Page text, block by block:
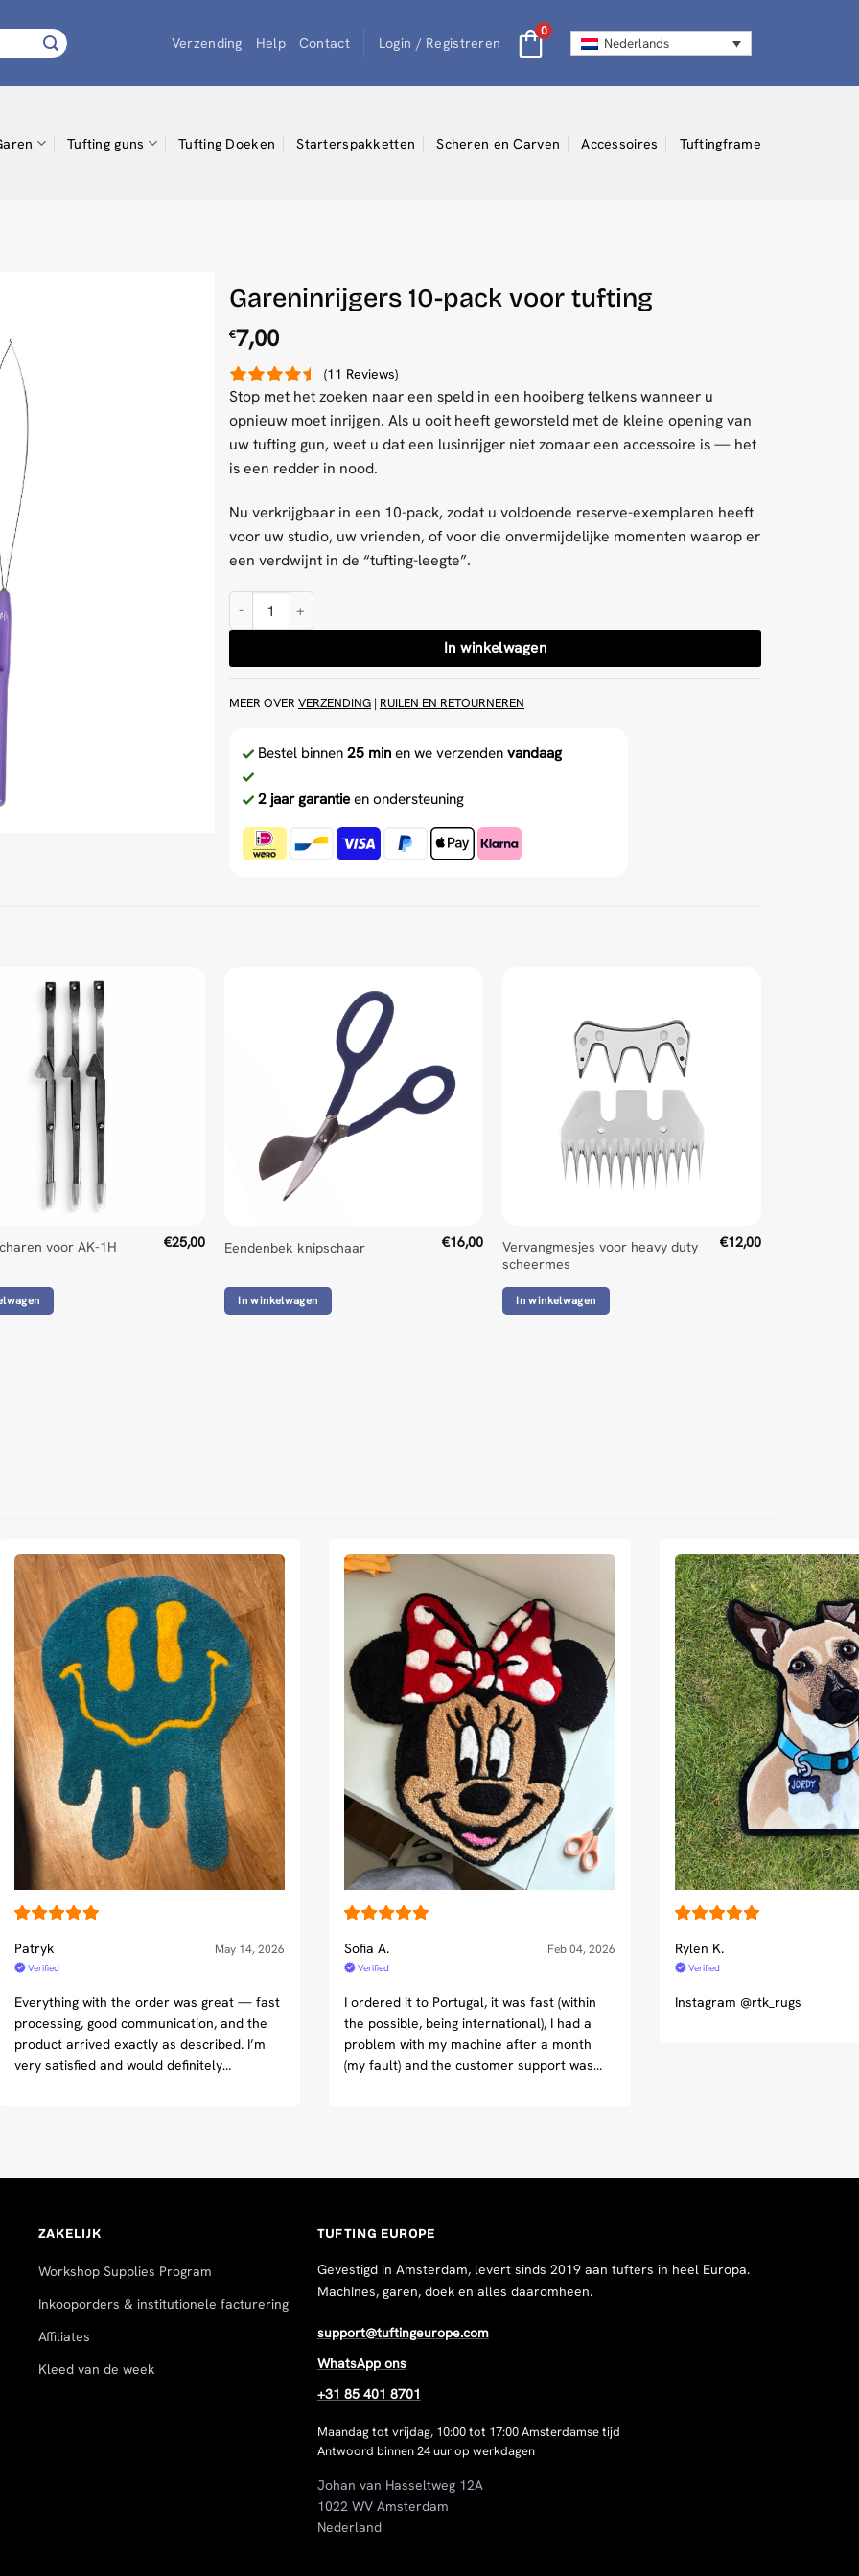
Verzending Help Contact Login / Registreren
0
Nederlands
Tufting guns Tufting Doeken Starterspakketten Scheren en Carven Accessoires Tuftingframe
Gareninrijgers 10-pack voor tufting
€7,00
(11 Reviews)
Stop met het zoeken naar een speld in een hooiberg telkens wanneer u
opnieuw moet inrijgen. Als u ooit heeft geworsteld met de kleine opening van
uw tufting gun, weet u dat een lusinrijger niet zomaar een accessoire is — het
is een redder in nood.
Nu verkrijgbaar in een 10-pack, zodat u voldoende reserve-exemplaren heeft
voor uw studio, uw vrienden, of voor die onvermijdelijke momenten waarop er
een verdwijnt in de “tufting-leegte”.
In winkelwagen
MEER OVER VERZENDING | RUILEN EN RETOURNEREN
Bestel binnen 25 min en we verzenden vandaag
2 jaar garantieen ondersteuning
Universal Time)
Universal Time)
Universal Time)
Universal Time)
Time)
Universal Time)
voor AK-1H
€25,00 Eendenbek knipschaar €16,00
In winkelwagen
Vervangmesjes voor heavy duty
scheermes
€12,00
In winkelwagen
Patryk May 14, 2026
Verified
Everything with the order was great — fast
processing, good communication, and the
product arrived exactly as described. I’m
very satisfied and would definitely
Sofia A. Feb 04, 2026
Verified
I ordered it to Portugal, it was fast (within
the possible, being international), I had a
problem with my machine after a month
(my fault) and the customer support was
Rylen K.
Verified
Instagram @rtk_rugs
ZAKELIJK
Workshop Supplies Program
Inkooporders & institutionele facturering
Affiliates
Kleed van de week
TUFTING EUROPE
Gevestigd in Amsterdam, levert sinds 2019 aan tufters in heel Europa.
Machines, garen, doek en alles daaromheen.
support@tuftingeurope.com
WhatsApp ons
+31 85 401 8701
Maandag tot vrijdag, 10:00 tot 17:00 Amsterdamse tijd
Antwoord binnen 24 uur op werkdagen
Johan van Hasseltweg 12A
1022 WV Amsterdam
Nederland